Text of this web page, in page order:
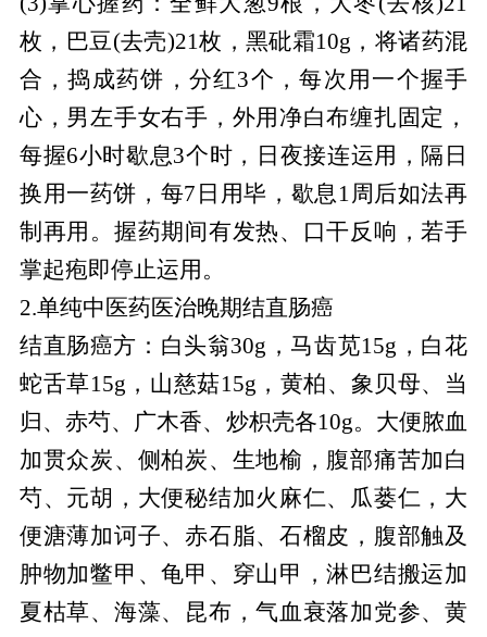
枚，巴豆(去壳)21枚，黑砒霜10g，将诸药混
合，捣成药饼，分红3个，每次用一个握手
心，男左手女右手，外用净白布缠扎固定，
每握6小时歇息3个时，日夜接连运用，隔日
换用一药饼，每7日用毕，歇息1周后如法再
制再用。握药期间有发热、口干反响，若手
掌起疱即停止运用。
2.单纯中医药医治晚期结直肠癌
结直肠癌方：白头翁30g，马齿苋15g，白花
蛇舌草15g，山慈菇15g，黄柏、象贝母、当
归、赤芍、广木香、炒枳壳各10g。大便脓血
加贯众炭、侧柏炭、生地榆，腹部痛苦加白
芍、元胡，大便秘结加火麻仁、瓜蒌仁，大
便溏薄加诃子、赤石脂、石榴皮，腹部触及
肿物加鳖甲、龟甲、穿山甲，淋巴结搬运加
夏枯草、海藻、昆布，气血衰落加党参、黄